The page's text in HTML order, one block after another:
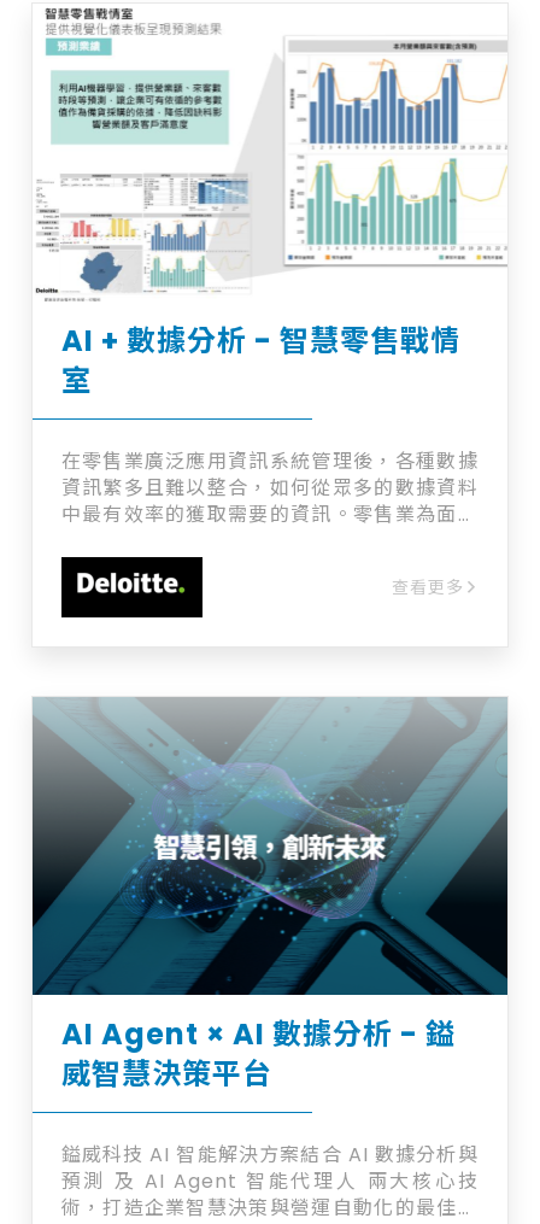
行協作。 【指標成果與應用】數據集和模型可
發布並共享並支持多平台同步和即時交互功
能，並能通過 API 輸出服務。
AI + 數據分析 - 智慧零售戰情
室
在零售業廣泛應用資訊系統管理後，各種數據
資訊繁多且難以整合，如何從眾多的數據資料
中最有效率的獲取需要的資訊。零售業為面對
整，是最重要的課題，而資訊的即時性，即是
提供銷售策略的重要因素。​ 在勤業眾信所設計
的智慧零售戰情室，利用AI機器學習，已能夠
缺工造成的服務缺口，提供高品質服務建立品
牌口碑。
查看更多
AI Agent × AI 數據分析 - 鎰
威智慧決策平台
鎰威科技 AI 智能解決方案結合 AI 數據分析與
預測 及 AI Agent 智能代理人 兩大核心技
術，打造企業智慧決策與營運自動化的最佳引